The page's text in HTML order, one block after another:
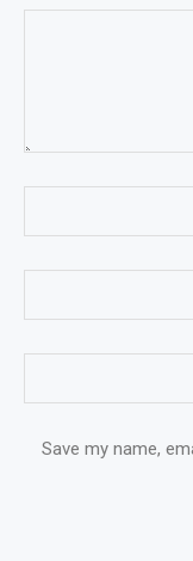
Save my name,